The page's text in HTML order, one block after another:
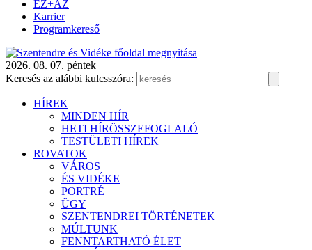
EZ+AZ
Karrier
Programkereső
2026. 08. 07. péntek
Keresés az alábbi kulcsszóra:
HÍREK
MINDEN HÍR
HETI HÍRÖSSZEFOGLALÓ
TESTÜLETI HÍREK
ROVATOK
VÁROS
ÉS VIDÉKE
PORTRÉ
ÜGY
SZENTENDREI TÖRTÉNETEK
MÚLTUNK
FENNTARTHATÓ ÉLET